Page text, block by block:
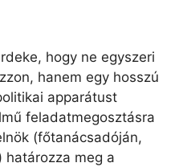
hogy ne egyszeri
hanem egy hosszú
apparátust
feladatmegosztásra
(főtanácsadóján,
határozza meg a